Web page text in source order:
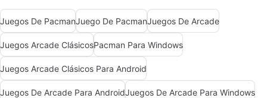
Juegos De PacmanJuego De PacmanJuegos De Arcade
Juegos Arcade ClásicosPacman Para Windows
Juegos Arcade Clásicos Para Android
Juegos De Arcade Para AndroidJuegos De Arcade Para Windows